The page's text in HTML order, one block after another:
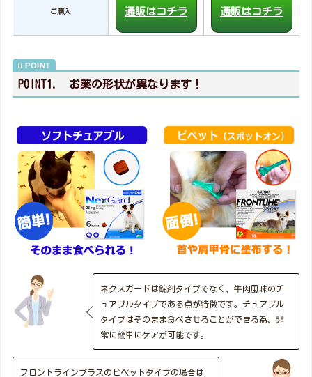
ご購入 通販はコチラ 通販はコチラ
POINT1. お薬の形状が異なります！
ネクスガードは錠剤タイプでなく、牛肉風味のチ
ュアブルタイプである点が特徴です。チュアブル
タイプはそのまま食べさせることができる為、非
常に簡単にケアが可能です。
フロントラインプラスのピペットタイプの場合は